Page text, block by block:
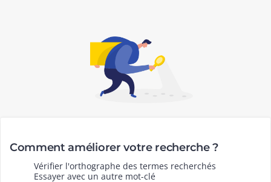
Comment améliorer votre recherche ?
Vérifier l'orthographe des termes recherchés
Essayer avec un autre mot-clé